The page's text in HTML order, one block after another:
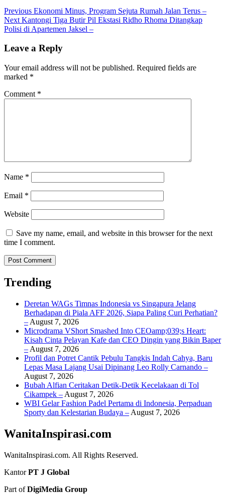
Previous Ekonomi Minus, Program Sejuta Rumah Jalan Terus –
Next Kantongi Tiga Butir Pil Ekstasi Ridho Rhoma Ditangkap
Polisi di Apartemen Jaksel –
Leave a Reply
Your email address will not be published. Required fields are
marked *
Comment *
Name *
Email *
Website
Save my name, email, and website in this browser for the next
time I comment.
Trending
Deretan WAGs Timnas Indonesia vs Singapura Jelang
Berhadapan di Piala AFF 2026, Siapa Paling Curi Perhatian?
– August 7, 2026
Microdrama VShort Smashed Into CEOamp;039;s Heart:
Kisah Cinta Pelayan Kafe dan CEO Dingin yang Bikin Baper
– August 7, 2026
Profil dan Potret Cantik Pebulu Tangkis Indah Cahya, Baru
Lepas Masa Lajang Usai Dipinang Leo Rolly Carnando –
August 7, 2026
Bubah Alfian Ceritakan Detik-Detik Kecelakaan di Tol
Cikampek – August 7, 2026
WBI Gelar Fashion Padel Pertama di Indonesia, Perpaduan
Sporty dan Kelestarian Budaya – August 7, 2026
WanitaInspirasi.com
WanitaInspirasi.com. All Rights Reserved.
KantorPT J Global
Part ofDigiMedia Group